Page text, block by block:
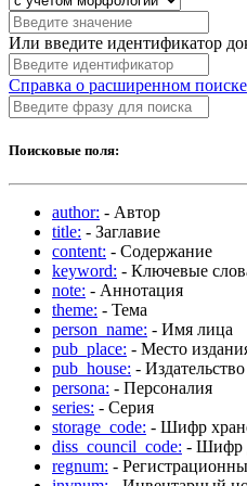
Или введите идентификатор
Справка о расширенном поиске
Поисковые поля:
author: - Автор
title: - Заглавие
content: - Содержание
keyword: - Ключевые
note: - Аннотация
theme: - Тема
person_name: - Имя лица
pub_place: - Место
pub_house: - Издательство
persona: - Персоналия
series: - Серия
storage_code: - Шифр
diss_council_code: - Шифр
regnum: -